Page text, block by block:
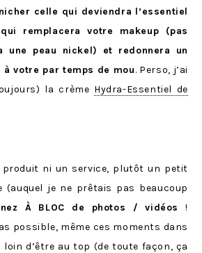
celle qui deviendra l’essentiel
remplacera votre makeup (pas
une peau nickel) et redonnera un
à votre par temps de mou. Perso, j’ai
la crème Hydra-Essentiel de
produit ni un service, plutôt un petit
je ne prêtais pas beaucoup
À BLOC de photos / vidéos!
possible, même ces moments dans
loin d’être au top (de toute façon, ça